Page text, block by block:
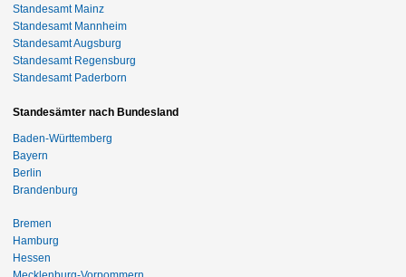
Standesamt Mainz
Standesamt Mannheim
Standesamt Augsburg
Standesamt Regensburg
Standesamt Paderborn
Standesämter nach Bundesland
Baden-Württemberg
Bayern
Berlin
Brandenburg
Bremen
Hamburg
Hessen